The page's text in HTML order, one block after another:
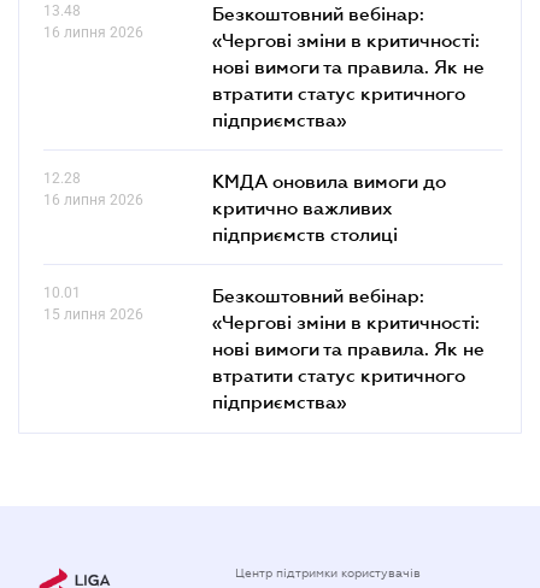
13.48
16 липня 2026
Безкоштовний вебінар:
«Чергові зміни в критичності:
нові вимоги та правила. Як не
втратити статус критичного
підприємства»
12.28
16 липня 2026
КМДА оновила вимоги до
критично важливих
підприємств столиці
10.01
15 липня 2026
Безкоштовний вебінар:
«Чергові зміни в критичності:
нові вимоги та правила. Як не
втратити статус критичного
підприємства»
Центр підтримки користувачів